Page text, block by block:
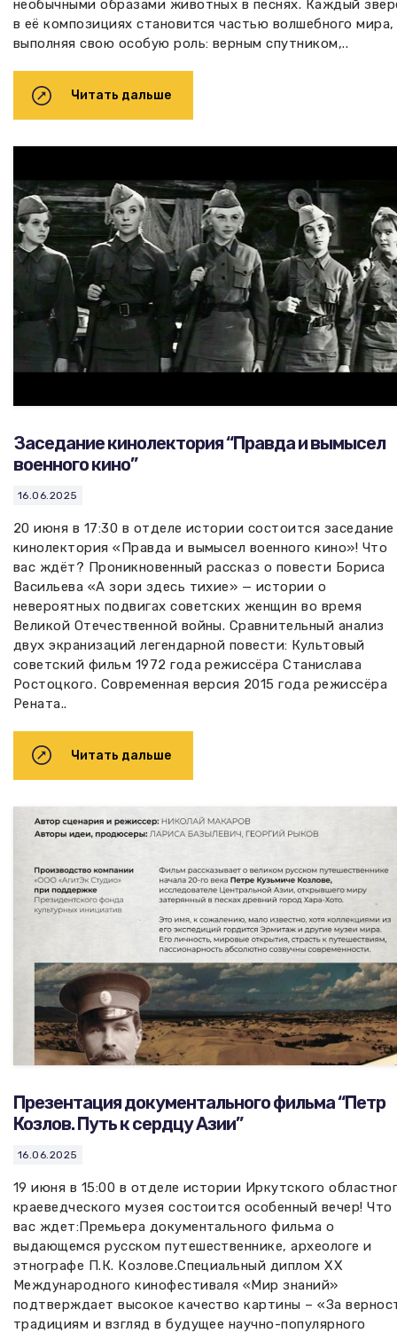
необычными образами животных в песнях. Каждый
в её композициях становится частью волшебного мира,
выполняя свою особую роль: верным спутником,..
Читать дальше
Заседание кинолектория “Правда и вымысел
военного кино”
16.06.2025
20 июня в 17:30 в отделе истории состоится заседание
кинолектория «Правда и вымысел военного кино»! Что
вас ждёт? Проникновенный рассказ о повести Бориса
Васильева «А зори здесь тихие» — истории о
невероятных подвигах советских женщин во время
Великой Отечественной войны. Сравнительный анализ
двух экранизаций легендарной повести: Культовый
советский фильм 1972 года режиссёра Станислава
Ростоцкого. Современная версия 2015 года режиссёра
Рената..
Читать дальше
Презентация документального фильма “Петр
Козлов. Путь к сердцу Азии”
16.06.2025
19 июня в 15:00 в отделе истории Иркутского
краеведческого музея состоится особенный вечер! Что
вас ждет:Премьера документального фильма о
выдающемся русском путешественнике, археологе и
этнографе П.К. Козлове.Специальный диплом XX
Международного кинофестиваля «Мир знаний»
подтверждает высокое качество картины – «За
традициям и взгляд в будущее научно-популярного